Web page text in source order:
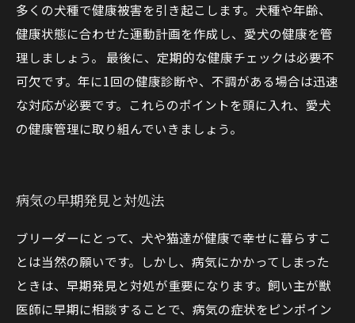
多くの犬種で健康被害を引き起こします。犬種や年齢、
健康状態に合わせた運動計画を作成し、愛犬の健康を管
理しましょう。 最後に、定期的な健康チェックは必要不
可欠です。年に1回の健康診断や、不調がある場合は迅速
な対応が必要です。これらのポイントを頭に入れ、愛犬
の健康管理に取り組んでいきましょう。
病気の早期発見と対処法
ブリーダーにとって、犬や猫達が健康で幸せに暮らすこ
とは当然の願いです。しかし、病気にかかってしまった
ときは、早期発見と対処が重要になります。飼い主が獣
医師に早期に相談することで、病気の症状をピンポイン